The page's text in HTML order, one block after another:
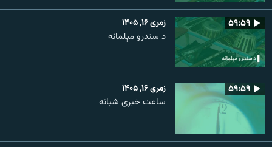
۵۹:۵۹ زمری ۱۶, ۱۴۰۵
د سندرو مېلمانه
۵۹:۵۹ زمری ۱۶, ۱۴۰۵
ساعت خبری شبانه